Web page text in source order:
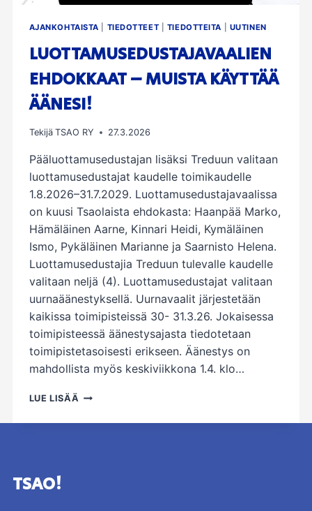
AJANKOHTAISTA TIEDOTTEET TIEDOTTEITA UUTINEN
LUOTTAMUSEDUSTAJAVAALIEN
EHDOKKAAT – MUISTA KÄYTTÄÄ
ÄÄNESI!
Tekijä TSAO RY 27.3.2026
Pääluottamusedustajan lisäksi Treduun valitaan
luottamusedustajat kaudelle toimikaudelle
1.8.2026–31.7.2029. Luottamusedustajavaalissa
on kuusi Tsaolaista ehdokasta: Haanpää Marko,
Hämäläinen Aarne, Kinnari Heidi, Kymäläinen
Ismo, Pykäläinen Marianne ja Saarnisto Helena.
Luottamusedustajia Treduun tulevalle kaudelle
valitaan neljä (4). Luottamusedustajat valitaan
uurnaäänestyksellä. Uurnavaalit järjestetään
kaikissa toimipisteissä 30- 31.3.26. Jokaisessa
toimipisteessä äänestysajasta tiedotetaan
toimipistetasoisesti erikseen. Äänestys on
mahdollista myös keskiviikkona 1.4. klo…
LUE LISÄÄ LUOTTAMUSEDUSTAJAVAALIEN
–
TSAO!